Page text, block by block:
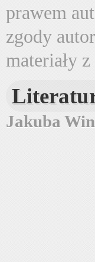
prawem
zgody
materiały
Jakuba